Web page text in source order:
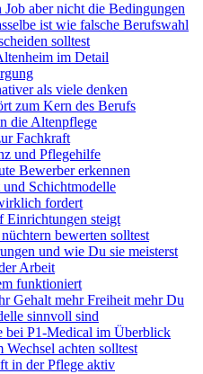
aber nicht die Bedingungen
ist wie falsche Berufswahl
solltest
im Detail
als viele denken
zum Kern des Berufs
die Altenpflege
Fachkraft
und Pflegehilfe
Bewerber erkennen
Schichtmodelle
fordert
Einrichtungen steigt
bewerten solltest
und wie Du sie meisterst
Arbeit
funktioniert
Gehalt mehr Freiheit mehr Du
sinnvoll sind
bei P1-Medical im Überblick
achten solltest
in der Pflege aktiv